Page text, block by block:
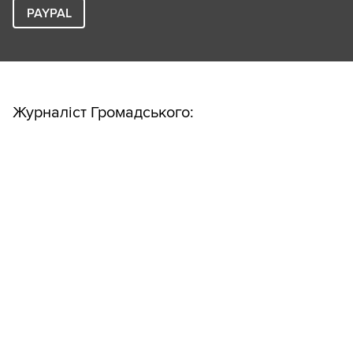
PAYPAL
Журналіст Громадського: